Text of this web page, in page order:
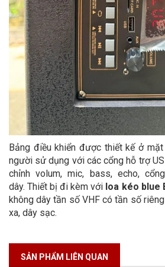
Bảng điều khiển được thiết kế ở
người sử dụng với các cổng hỗ trợ
chỉnh volum, mic, bass, echo,
dây. Thiết bị đi kèm với loa kéo blue
không dây tần số VHF có tần số
xa, dây sạc.
SẢN PHẨM LIÊN QUAN